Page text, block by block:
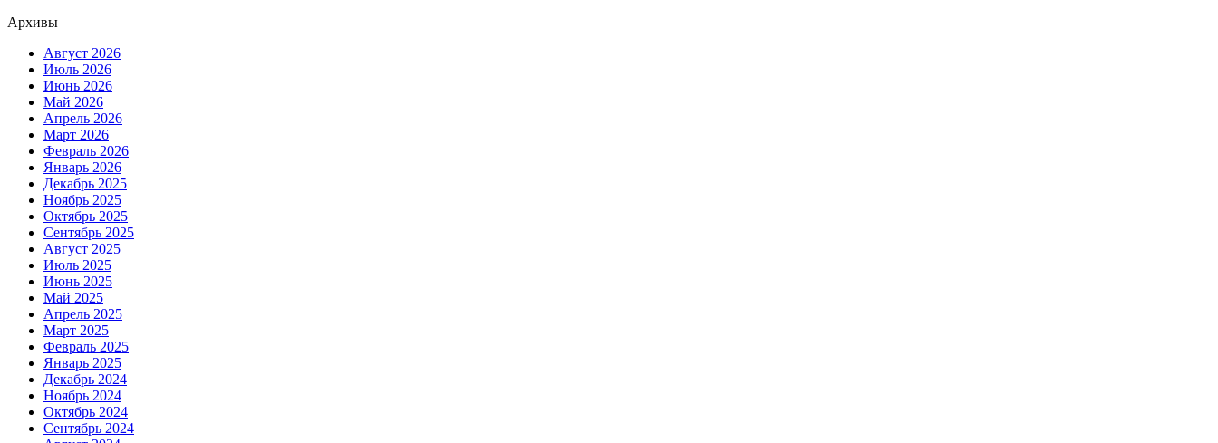
Архивы
Август 2026
Июль 2026
Июнь 2026
Май 2026
Апрель 2026
Март 2026
Февраль 2026
Январь 2026
Декабрь 2025
Ноябрь 2025
Октябрь 2025
Сентябрь 2025
Август 2025
Июль 2025
Июнь 2025
Май 2025
Апрель 2025
Март 2025
Февраль 2025
Январь 2025
Декабрь 2024
Ноябрь 2024
Октябрь 2024
Сентябрь 2024